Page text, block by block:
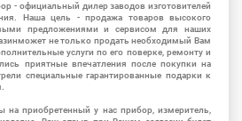
- официальный дилер заводов изготовителей
Наша цель - продажа товаров высокого
предложениями и сервисом для наших
не только продать необходимый Вам
услуги по его поверке, ремонту и
приятные впечатления после покупки на
специальные гарантированные подарки к
на приобретенный у нас прибор, измеритель,